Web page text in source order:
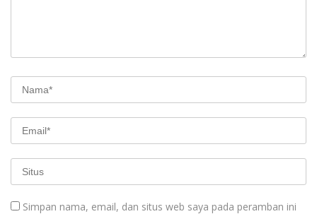
Simpan nama, email, dan situs web saya pada peramban ini